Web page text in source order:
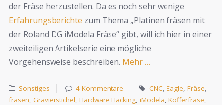
der Fräse herzustellen. Da es noch sehr wenige
Erfahrungsberichte zum Thema „Platinen fräsen mit
der Roland DG iModela Fräse“ gibt, will ich hier in einer
zweiteiligen Artikelserie eine mögliche
Vorgehensweise beschreiben. Mehr …
Sonstiges 4 Kommentare CNC, Eagle, Fräse,
fräsen, Gravierstichel, Hardware Hacking, iModela, Kofferfräse,